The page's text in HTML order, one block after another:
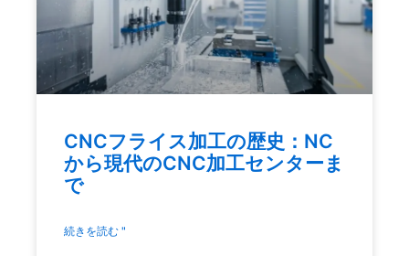
CNCフライス加工の歴史：NC
から現代のCNC加工センターま
で
続きを読む "